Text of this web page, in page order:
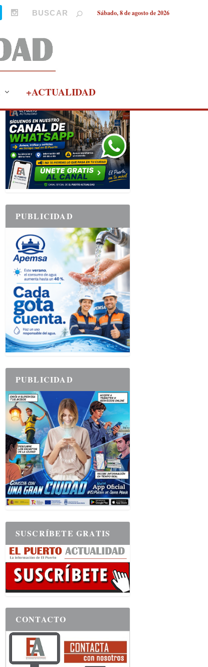
Sábado, 8 de agosto de 2026
+ACTUALIDAD
PUBLICIDAD
PUBLICIDAD
PUBLICIDAD
SUSCRÍBETE GRATIS
CONTACTO